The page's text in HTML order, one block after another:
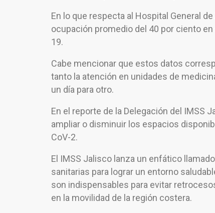
En lo que respecta al Hospital General
ocupación promedio del 40 por ciento
19.
Cabe mencionar que estos datos
tanto la atención en unidades de
un día para otro.
En el reporte de la Delegación del IMSS
ampliar o disminuir los espacios
CoV-2.
El IMSS Jalisco lanza un enfático
sanitarias para lograr un entorno
son indispensables para evitar
en la movilidad de la región costera.